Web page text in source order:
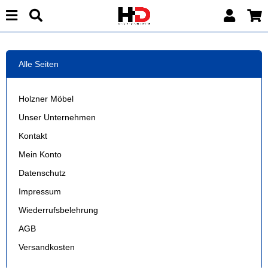
Alle Seiten
Holzner Möbel
Unser Unternehmen
Kontakt
Mein Konto
Datenschutz
Impressum
Wiederrufsbelehrung
AGB
Versandkosten